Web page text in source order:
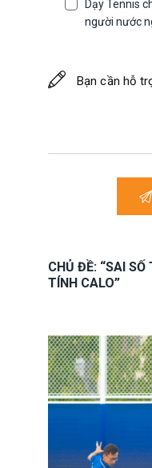
Dạy Tennis
người nước
CHỦ ĐỀ: “SAI SỐ
TÍNH CALO”